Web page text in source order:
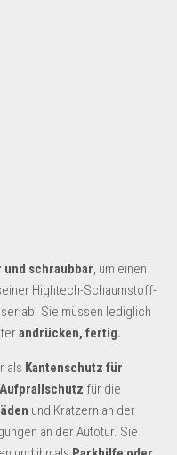
und schraubbar, um einen
Hightech-Schaumstoff-
ab. Sie müssen lediglich
andrücken, fertig.
als Kantenschutz für
Aufprallschutz für die
und Kratzern an der
an der Autotür. Sie